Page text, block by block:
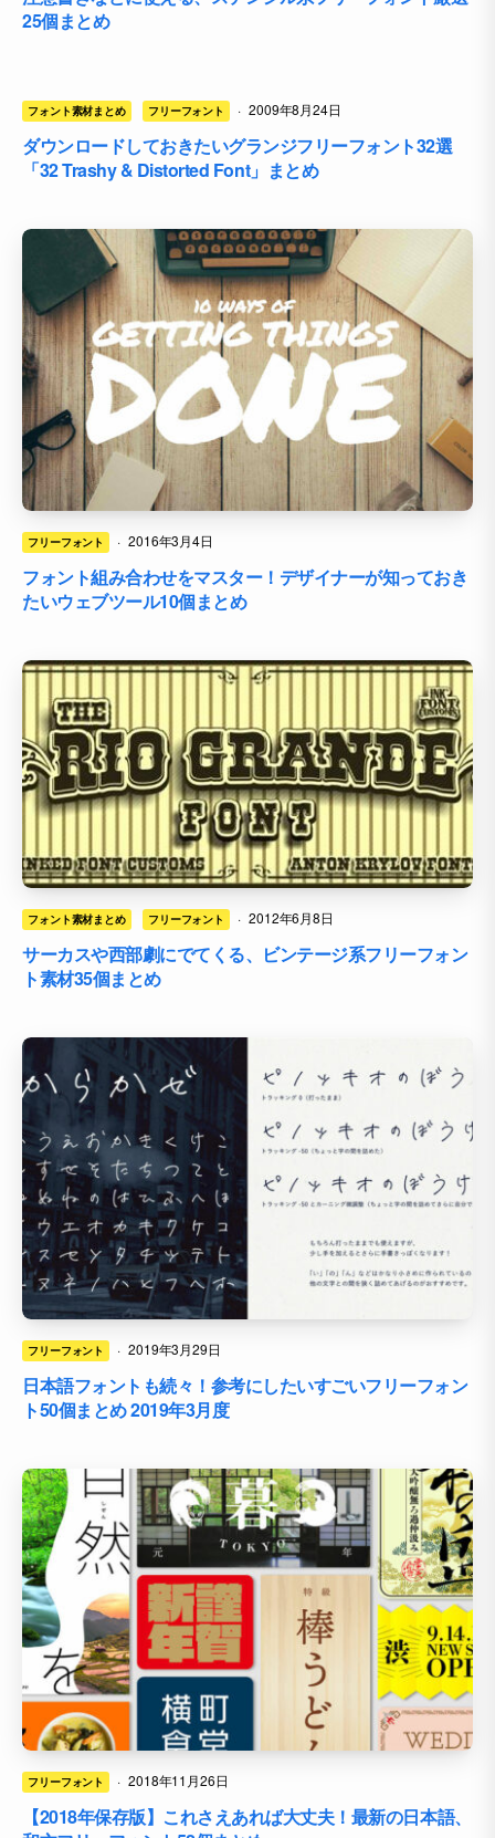
25個まとめ
フォント素材まとめ フリーフォント · 2009年8月24日
ダウンロードしておきたいグランジフリーフォント32選
「32 Trashy & Distorted Font」まとめ
フリーフォント · 2016年3月4日
フォント組み合わせをマスター！デザイナーが知っておき
たいウェブツール10個まとめ
フォント素材まとめ フリーフォント · 2012年6月8日
サーカスや西部劇にでてくる、ビンテージ系フリーフォン
ト素材35個まとめ
フリーフォント · 2019年3月29日
日本語フォントも続々！参考にしたいすごいフリーフォン
ト50個まとめ 2019年3月度
フリーフォント · 2018年11月26日
【2018年保存版】これさえあれば大丈夫！最新の日本語、